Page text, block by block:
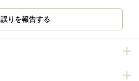
誤りを報告する